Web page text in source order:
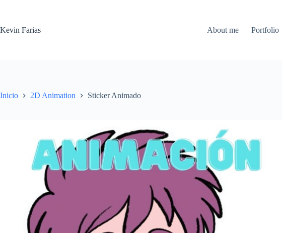
Kevin Farias
About me Portfolio
Inicio 2D Animation Sticker Animado